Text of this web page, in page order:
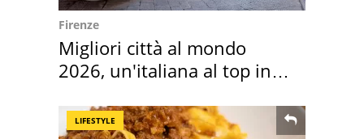
Firenze
Migliori città al mondo
2026, un'italiana al top in
LIFESTYLE